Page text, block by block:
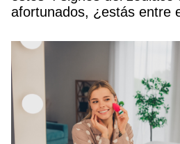
afortunados, ¿estás entre